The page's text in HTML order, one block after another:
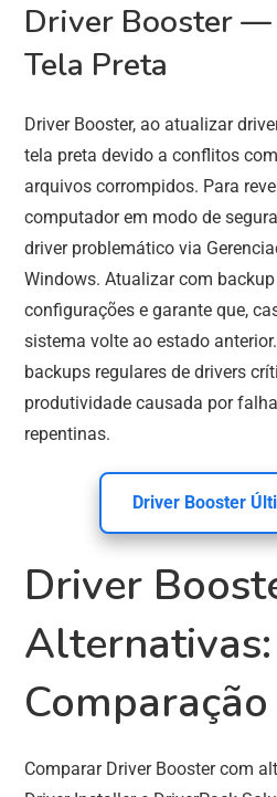
Driver Booster —
Tela Preta
Driver Booster, ao atualizar
tela preta devido a conflitos
arquivos corrompidos. Para
computador em modo de
driver problemático via
Windows. Atualizar com
configurações e garante que,
sistema volte ao estado
backups regulares de drivers
produtividade causada por
repentinas.
Driver Booster
Driver
Alternativas:
Comparação
Comparar Driver Booster com